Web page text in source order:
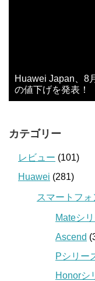
Huawei Japan、8
の値下げを発表！
カテゴリー
レビュー (101)
Huawei (281)
スマートフォ
Mateシ
Ascend
Pシリー
Honorシ